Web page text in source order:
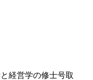
経営学の修士号取